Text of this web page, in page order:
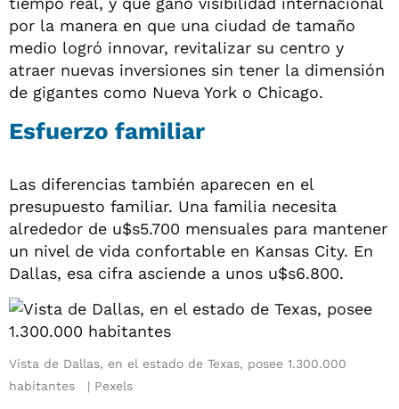
por la manera en que una ciudad de tamaño
medio logró innovar, revitalizar su centro y
atraer nuevas inversiones sin tener la dimensión
de gigantes como Nueva York o Chicago.
Esfuerzo familiar
Las diferencias también aparecen en el
presupuesto familiar. Una familia necesita
alrededor de u$s5.700 mensuales para mantener
un nivel de vida confortable en Kansas City. En
Dallas, esa cifra asciende a unos u$s6.800.
Vista de Dallas, en el estado de Texas, posee 1.300.000
habitantes
Pexels